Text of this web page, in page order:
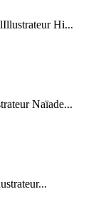
Hi...
Naïade...